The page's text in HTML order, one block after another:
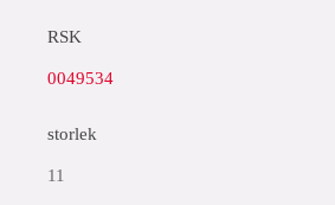
RSK
0049534
storlek
11